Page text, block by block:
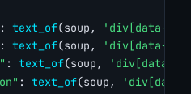
: text_of(soup,
'div[data-
: text_of(soup,
'div[data-
: text_of(soup,
'div[data-
: text_of(soup,
'div[data-